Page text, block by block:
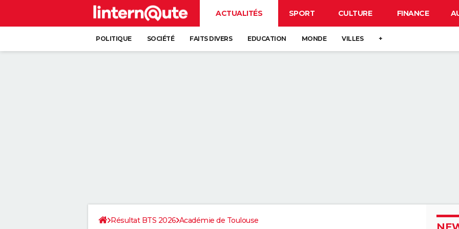
ACTUALITÉS SPORT CULTURE FINANCE
POLITIQUE SOCIÉTÉ FAITS DIVERS EDUCATION MONDE VILLES +
Résultat BTS 2026 Académie de Toulouse